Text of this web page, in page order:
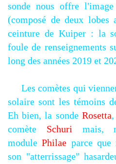
sonde nous offre
(composé de deux lobes
ceinture de Kuiper : la
foule de renseignements
long des années 2019 et
Les comètes qui
solaire sont les témoins
Eh bien, la sonde Rosetta
comète Schuri mais,
modulePhilae parce
son "atterrissage"